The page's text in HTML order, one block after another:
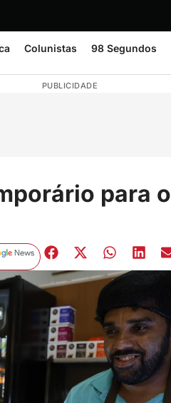
Colunistas 98 Segundos
PUBLICIDADE
para o